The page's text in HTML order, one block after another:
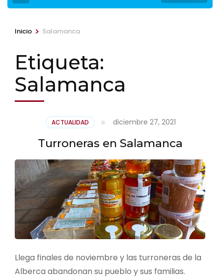
Inicio > Salamanca
Etiqueta:
Salamanca
ACTUALIDAD diciembre 27, 2021
Turroneras en Salamanca
Llega finales de noviembre y las turroneras de la
Alberca abandonan su pueblo y sus familias.